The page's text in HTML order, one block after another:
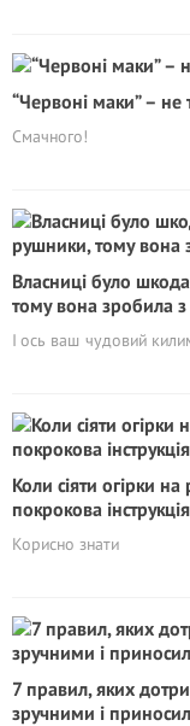
“Червоні маки” – не
Смачного!
Власниці було
тому вона зробила з
І ось ваш чудовий
Коли сіяти огірки
покрокова інструкція
Корисно знати
7 правил, яких
зручними і